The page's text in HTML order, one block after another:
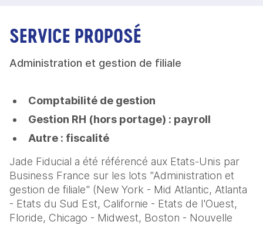
SERVICE PROPOSÉ
Administration et gestion de filiale
Comptabilité de gestion
Gestion RH (hors portage) : payroll
Autre : fiscalité
Jade Fiducial a été référencé aux Etats-Unis par
Business France sur les lots "Administration et
gestion de filiale" (New York - Mid Atlantic, Atlanta
- Etats du Sud Est, Californie - Etats de l'Ouest,
Floride, Chicago - Midwest, Boston - Nouvelle